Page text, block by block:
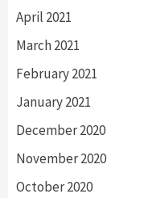
April 2021
March 2021
February 2021
January 2021
December 2020
November 2020
October 2020